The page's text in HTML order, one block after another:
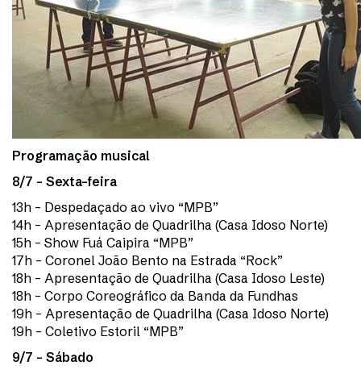
Programação musical
8/7 – Sexta-feira
13h – Despedaçado ao vivo “MPB”
14h – Apresentação de Quadrilha (Casa Idoso Norte)
15h – Show Fuá Caipira “MPB”
17h – Coronel João Bento na Estrada “Rock”
18h – Apresentação de Quadrilha (Casa Idoso Leste)
18h – Corpo Coreográfico da Banda da Fundhas
19h – Apresentação de Quadrilha (Casa Idoso Norte)
19h – Coletivo Estoril “MPB”
9/7 – Sábado